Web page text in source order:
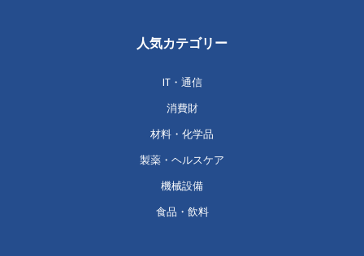
人気カテゴリー
IT・通信
消費財
材料・化学品
製薬・ヘルスケア
機械設備
食品・飲料